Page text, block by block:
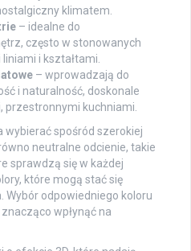
klimatem.
– idealne do
często w stonowanych
i kształtami.
– wprowadzają do
i naturalność, doskonale
przestronnymi kuchniami.
wybierać spośród szerokiej
neutralne odcienie, takie
sprawdzą się w każdej
które mogą stać się
Wybór odpowiedniego koloru
wpłynąć na